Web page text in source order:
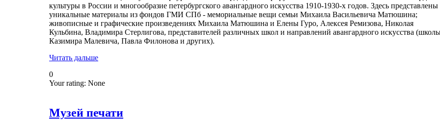
культуры в России и многообразие петербургского авангардного искусства 1910-1930-х годов. Здесь представлены
уникальные материалы из фондов ГМИ СПб - мемориальные вещи семьи Михаила Васильевича Матюшина;
живописные и графические произведениях Михаила Матюшина и Елены Гуро, Алексея Ремизова, Николая
Кульбина, Владимира Стерлигова, представителей различных школ и направлений авангардного искусства
Казимира Малевича, Павла Филонова и других).
Читать дальше
0
Your rating: None
Музей печати